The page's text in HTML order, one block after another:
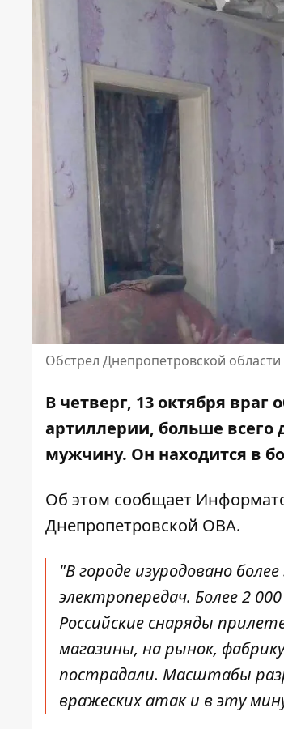
Обстрел Днепропетровской области
В четверг, 13 октября
артиллерии, больше всего
мужчину. Он находится в
Об этом сообщает
Днепропетровской ОВА.
"В городе изуродовано
электропередач. Более 2
Российские снаряды
магазины, на рынок,
пострадали. Масштабы
вражеских атак и в эту